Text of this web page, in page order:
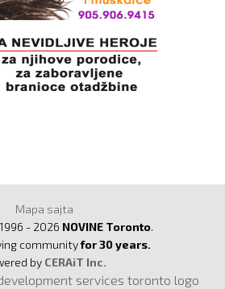
Mapa sajta
- 2026 NOVINE Toronto.
communityfor 30 years.
by CERAiT Inc.